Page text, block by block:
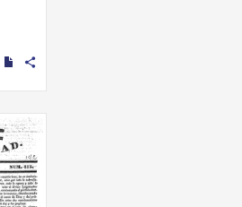
share